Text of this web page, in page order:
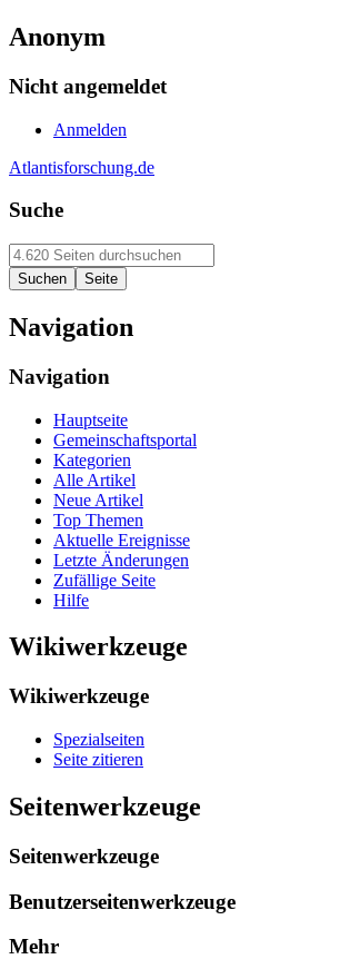
Anonym
Nicht angemeldet
Anmelden
Atlantisforschung.de
Suche
Navigation
Navigation
Hauptseite
Gemeinschaftsportal
Kategorien
Alle Artikel
Neue Artikel
Top Themen
Aktuelle Ereignisse
Letzte Änderungen
Zufällige Seite
Hilfe
Wikiwerkzeuge
Wikiwerkzeuge
Spezialseiten
Seite zitieren
Seitenwerkzeuge
Seitenwerkzeuge
Benutzerseitenwerkzeuge
Mehr